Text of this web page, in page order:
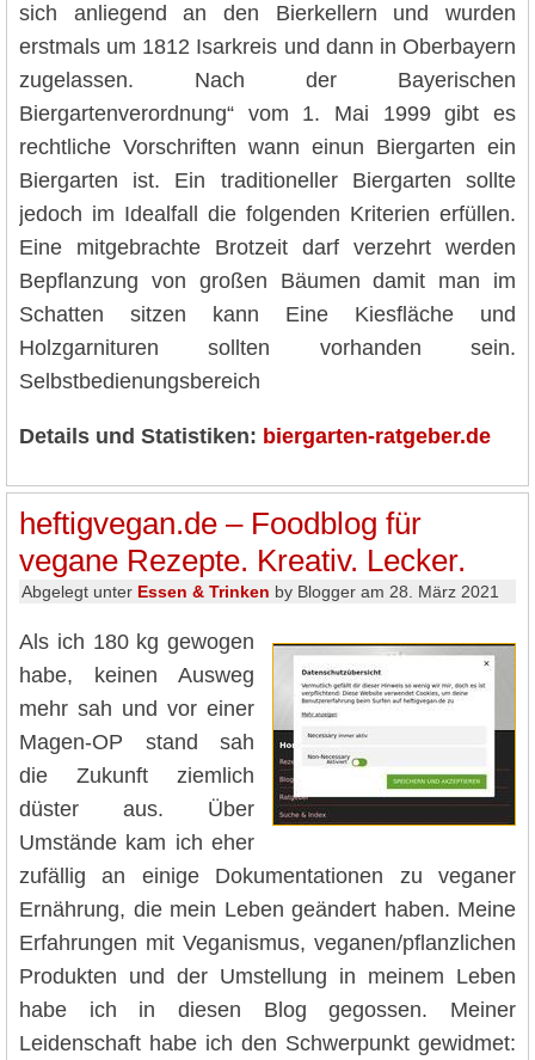
sich anliegend an den Bierkellern und wurden
erstmals um 1812 Isarkreis und dann in Oberbayern
zugelassen. Nach der Bayerischen
Biergartenverordnung“ vom 1. Mai 1999 gibt es
rechtliche Vorschriften wann einun Biergarten ein
Biergarten ist. Ein traditioneller Biergarten sollte
jedoch im Idealfall die folgenden Kriterien erfüllen.
Eine mitgebrachte Brotzeit darf verzehrt werden
Bepflanzung von großen Bäumen damit man im
Schatten sitzen kann Eine Kiesfläche und
Holzgarnituren sollten vorhanden sein.
Selbstbedienungsbereich
Details und Statistiken: biergarten-ratgeber.de
heftigvegan.de – Foodblog für
vegane Rezepte. Kreativ. Lecker.
Abgelegt unter Essen & Trinken by Blogger am 28. März 2021
Als ich 180 kg gewogen
habe, keinen Ausweg
mehr sah und vor einer
Magen-OP stand sah
die Zukunft ziemlich
düster aus. Über
Umstände kam ich eher
zufällig an einige Dokumentationen zu veganer
Ernährung, die mein Leben geändert haben. Meine
Erfahrungen mit Veganismus, veganen/pflanzlichen
Produkten und der Umstellung in meinem Leben
habe ich in diesen Blog gegossen. Meiner
Leidenschaft habe ich den Schwerpunkt gewidmet: